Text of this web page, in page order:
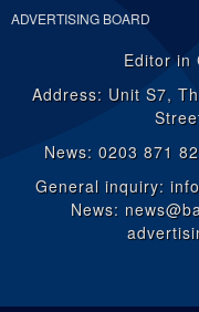
ADVERTISING BOARD
Editor in
Address: Unit S7,
News: 0203 871
General inquiry:
News: